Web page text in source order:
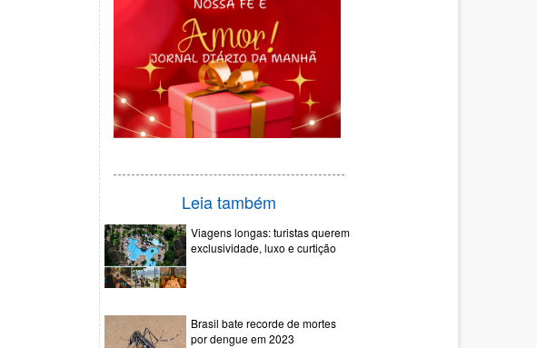
Leia também
Viagens longas: turistas querem
exclusividade, luxo e curtição
Brasil bate recorde de mortes
por dengue em 2023